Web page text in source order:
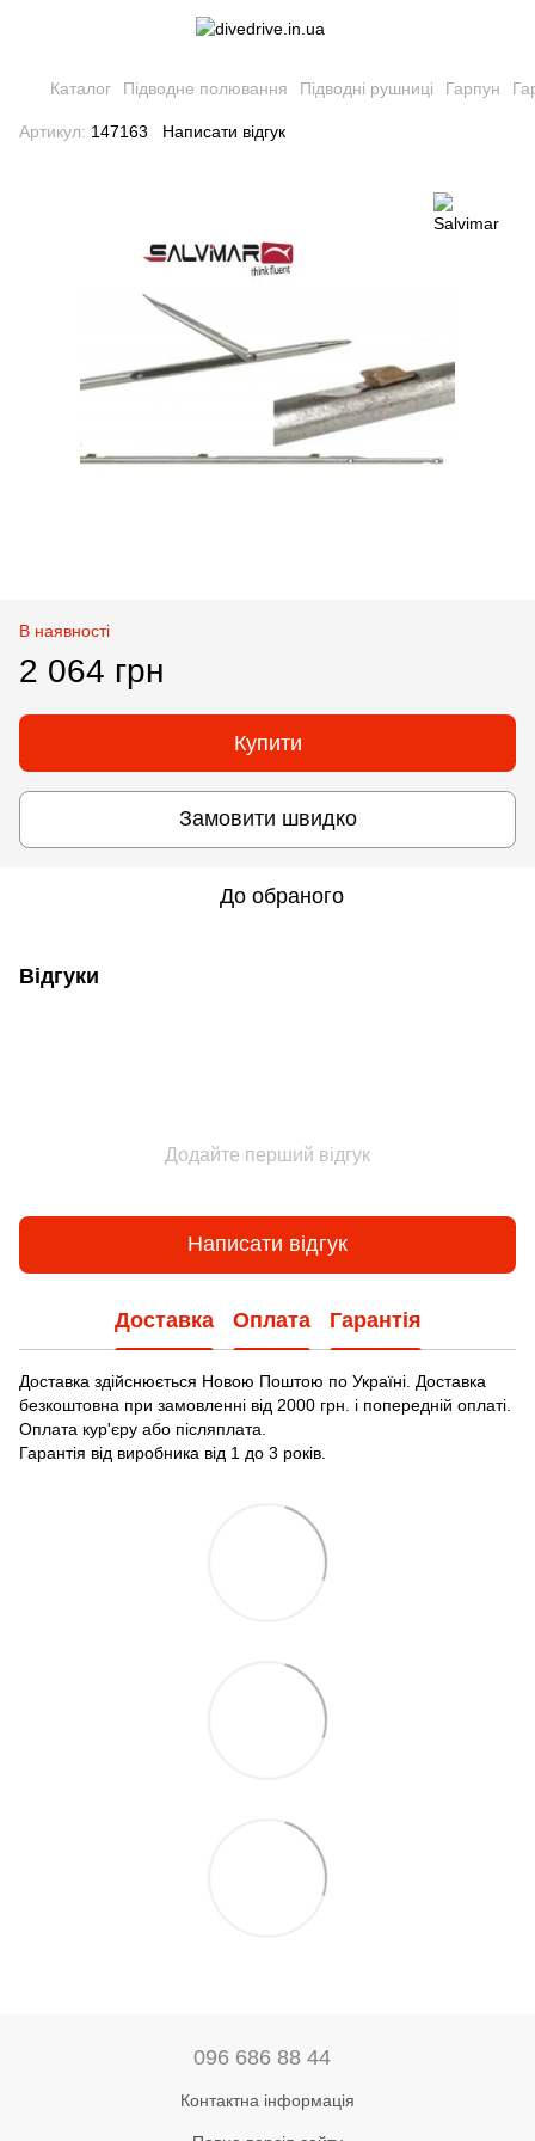
Каталог Підводне полювання Підводні рушниці Гарпун
Артикул: 147163 Написати відгук
В наявності
2 064 грн
Купити
Замовити швидко
До обраного
Відгуки
Додайте перший відгук
Написати відгук
Доставка Оплата Гарантія
Доставка здійснюється Новою Поштою по Україні. Доставка
безкоштовна при замовленні від 2000 грн. і попередній оплаті.
Оплата кур'єру або післяплата.
Гарантія від виробника від 1 до 3 років.
096 686 88 44
Контактна інформація